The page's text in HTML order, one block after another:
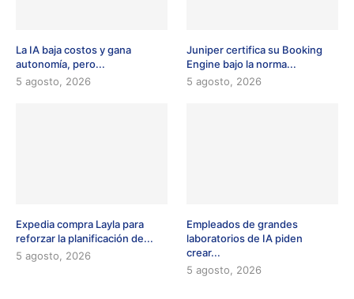
La IA baja costos y gana
autonomía, pero...
5 agosto, 2026
Juniper certifica su Booking
Engine bajo la norma...
5 agosto, 2026
Expedia compra Layla para
reforzar la planificación de...
5 agosto, 2026
Empleados de grandes
laboratorios de IA piden
crear...
5 agosto, 2026